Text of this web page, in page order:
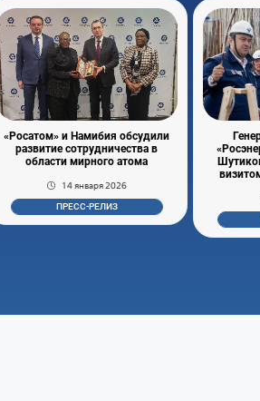
«Росатом» и Намибия обсудили
развитие сотрудничества в
области мирного атома
14 января 2026
ПРЕСС-РЕЛИЗ